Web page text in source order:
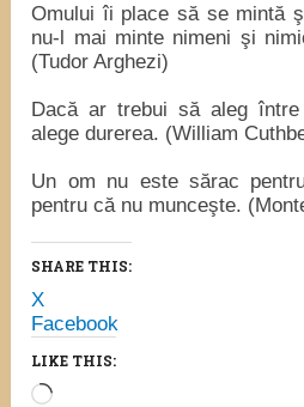
Omului îi place să se mintă
nu-l mai minte nimeni şi
(Tudor Arghezi)
Dacă ar trebui să aleg
alege durerea. (William
Un om nu este sărac
pentru că nu munceşte.
SHARE THIS:
X
Facebook
LIKE THIS:
Loading…